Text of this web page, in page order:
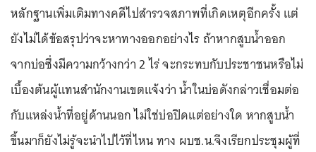
หลักฐานเพิ่มเติมทางคดีไปสำรวจสภาพที่เกิดเหตุอีกครั้ง แต่
ยังไม่ได้ข้อสรุปว่าจะหาทางออกอย่างไร ถ้าหากสูบน้ำออก
จากบ่อซึ่งมีความกว้างกว่า 2 ไร่ จะกระทบกับประชาชนหรือไม่
เบื้องต้นผู้แทนสำนักงานเขตแจ้งว่า น้ำในบ่อดังกล่าวเชื่อมต่อ
กับแหล่งน้ำที่อยู่ด้านนอก ไม่ใช่บ่อปิดแต่อย่างใด หากสูบน้ำ
ขึ้นมาก็ยังไม่รู้จะนำไปไว้ที่ไหน ทาง ผบช.น.จึงเรียกประชุมผู้ที่